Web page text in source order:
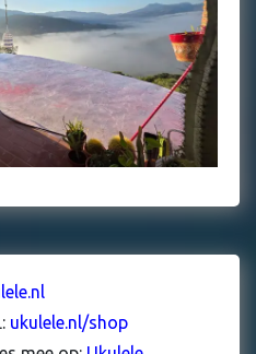
ukulele.nl/shop